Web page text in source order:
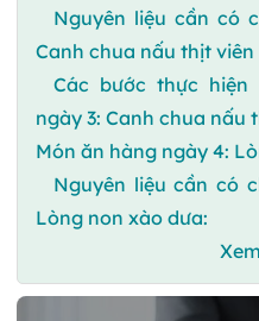
Nguyên liệu cần có
Canh chua nấu thịt viên
Các bước thực
ngày 3: Canh chua nấu
Món ăn hàng ngày 4:
Nguyên liệu cần có
Lòng non xào dưa: